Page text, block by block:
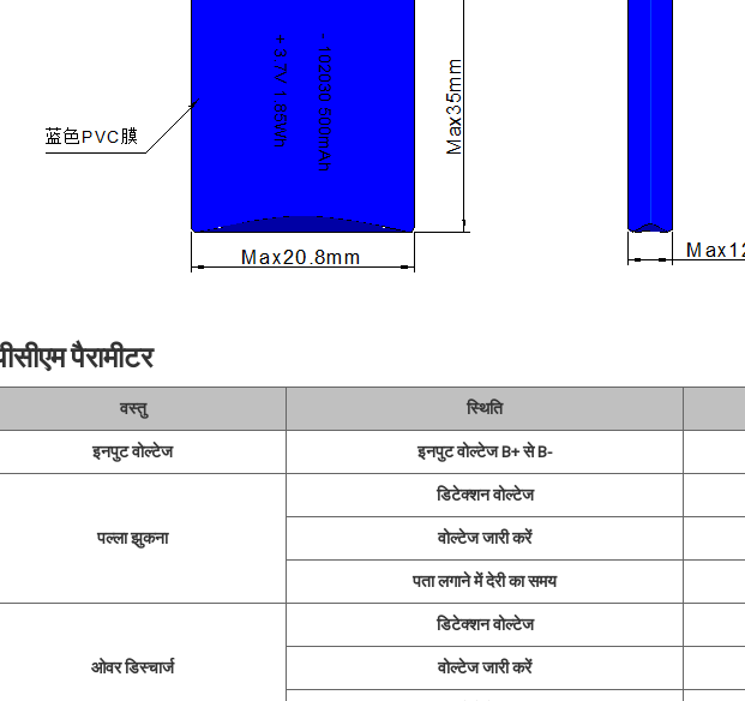
पैरामीटर
वस्तु स्थिति
इनपुट वोल्टेज
इनपुट वोल्टेज B+ से B-
पल्ला झुकना
डिटेक्शन वोल्टेज
वोल्टेज जारी करें
पता लगाने में देरी का समय
ओवर डिस्चार्ज
डिटेक्शन वोल्टेज
वोल्टेज जारी करें